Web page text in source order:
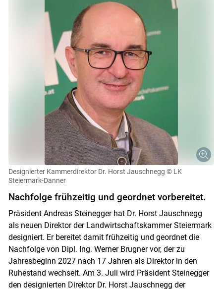
Skip to main content
Designierter Kammerdirektor Dr. Horst Jauschnegg © LK
Steiermark-Danner
Nachfolge frühzeitig und geordnet vorbereitet.
Präsident Andreas Steinegger hat Dr. Horst Jauschnegg
als neuen Direktor der Landwirtschaftskammer Steiermark
designiert. Er bereitet damit frühzeitig und geordnet die
Nachfolge von Dipl. Ing. Werner Brugner vor, der zu
Jahresbeginn 2027 nach 17 Jahren als Direktor in den
Ruhestand wechselt. Am 3. Juli wird Präsident Steinegger
den designierten Direktor Dr. Horst Jauschnegg der